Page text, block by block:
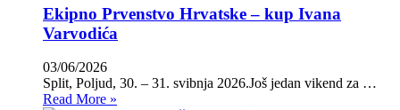
Ekipno Prvenstvo Hrvatske – kup Ivana
Varvodića
03/06/2026
Split, Poljud, 30. – 31. svibnja 2026.Još jedan vikend za …
Read More »